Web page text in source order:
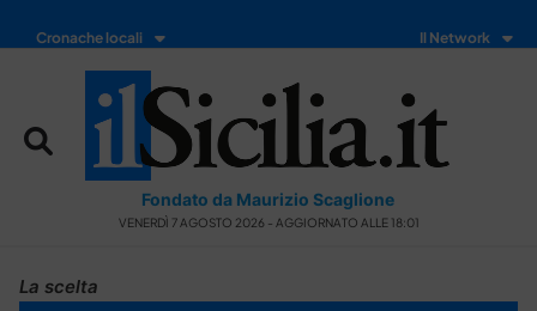
Cronache locali Il Network
Fondato da Maurizio Scaglione
VENERDÌ 7 AGOSTO 2026 - AGGIORNATO ALLE 18:01
La scelta